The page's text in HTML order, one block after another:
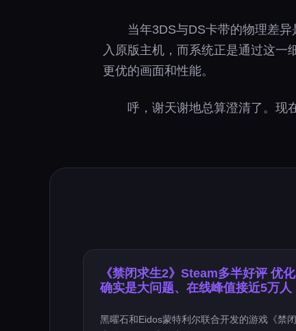
当年3DS与DS卡带的物理差
入原版主机，而系统正是通过这
更优的画面和性能。
呼，谢天谢地总算澄清了。现
《禁闭求生2》Steam多半好评 优化
确实是大问题、在线峰值接近5万人
黑曜石和Eidos蒙特利尔联合开发的游戏《禁